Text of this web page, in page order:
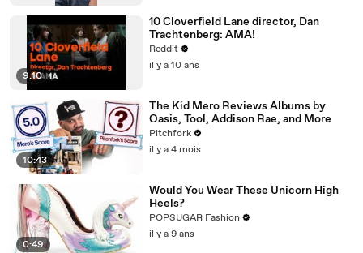
9:10
10 Cloverfield Lane director, Dan
Trachtenberg: AMA!
Reddit
il y a 10 ans
10:43
The Kid Mero Reviews Albums by
Oasis, Tool, Addison Rae, and More
Pitchfork
il y a 4 mois
0:49
Would You Wear These Unicorn High
Heels?
POPSUGAR Fashion
il y a 9 ans